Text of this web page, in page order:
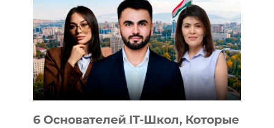
ВИДА
НОВОГО
УСТРОЙСТВА
ОТ
OPENAI
6 Основателей IT-Школ, Которые